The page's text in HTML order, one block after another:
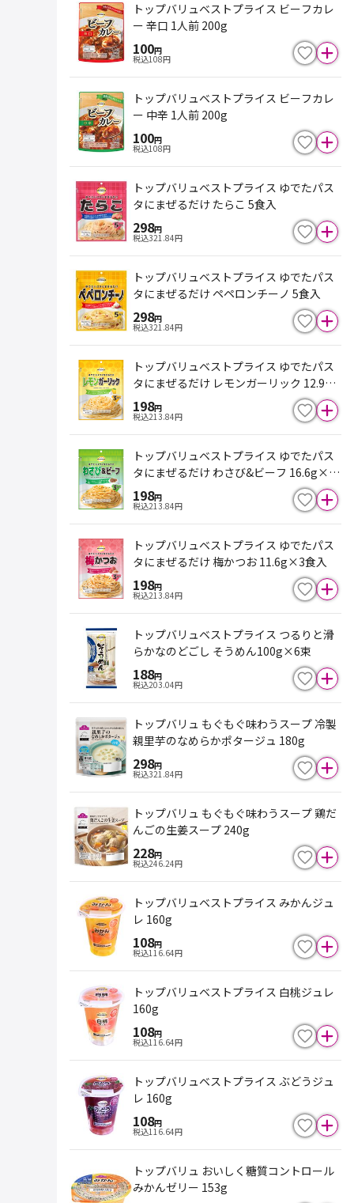
トップバリュベストプライス ビーフカレ
ー 辛口 1人前 200g
100円
税込108円
トップバリュベストプライス ビーフカレ
ー 中辛 1人前 200g
100円
税込108円
トップバリュベストプライス ゆでたパス
タにまぜるだけ たらこ 5食入
298円
税込321.84円
トップバリュベストプライス ゆでたパス
タにまぜるだけ ペペロンチーノ 5食入
298円
税込321.84円
トップバリュベストプライス ゆでたパス
タにまぜるだけ レモンガーリック 12.9g
×3食入
198円
税込213.84円
トップバリュベストプライス ゆでたパス
タにまぜるだけ わさび&ビーフ 16.6g×3
食入
198円
税込213.84円
トップバリュベストプライス ゆでたパス
タにまぜるだけ 梅かつお 11.6g×3食入
198円
税込213.84円
トップバリュベストプライス つるりと滑
らかなのどごし そうめん100g×6束
188円
税込203.04円
トップバリュ もぐもぐ味わうスープ 冷製
親里芋のなめらかポタージュ 180g
298円
税込321.84円
トップバリュ もぐもぐ味わうスープ 鶏だ
んごの生姜スープ 240g
228円
税込246.24円
トップバリュベストプライス みかんジュ
レ 160g
108円
税込116.64円
トップバリュベストプライス 白桃ジュレ
160g
108円
税込116.64円
トップバリュベストプライス ぶどうジュ
レ 160g
108円
税込116.64円
トップバリュ おいしく糖質コントロール
みかんゼリー 153g